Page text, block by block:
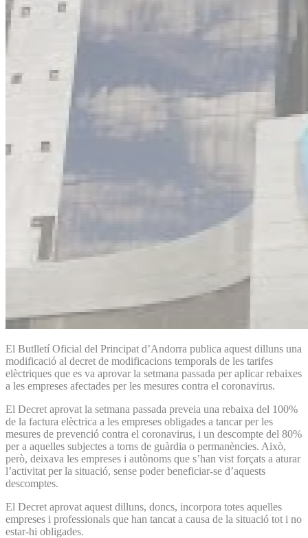
El Butlletí Oficial del Principat d’Andorra publica aquest dilluns una
modificació al decret de modificacions temporals de les tarifes
elèctriques que es va aprovar la setmana passada per aplicar rebaixes
a les empreses afectades per les mesures contra el coronavirus.
El Decret aprovat la setmana passada preveia una rebaixa del 100%
de la factura elèctrica a les empreses obligades a tancar per les
mesures de prevenció contra el coronavirus, i un descompte del 80%
per a aquelles subjectes a torns de guàrdia o permanències. Això,
però, deixava les empreses i autònoms que s’han vist forçats a aturar
l’activitat per la situació, sense poder beneficiar-se d’aquests
descomptes.
El Decret aprovat aquest dilluns, doncs, incorpora totes aquelles
empreses i professionals que han tancat a causa de la situació tot i no
estar-hi obligades.